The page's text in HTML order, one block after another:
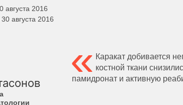
августа 2016
августа 2016
Каракат добивается
костной ткани
памидронат и активную